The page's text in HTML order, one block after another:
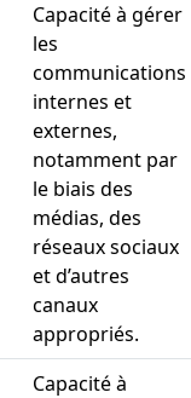
Capacité à gérer
les
communications
internes et
externes,
notamment par
le biais des
médias, des
réseaux sociaux
et d’autres
canaux
appropriés.
Capacité à